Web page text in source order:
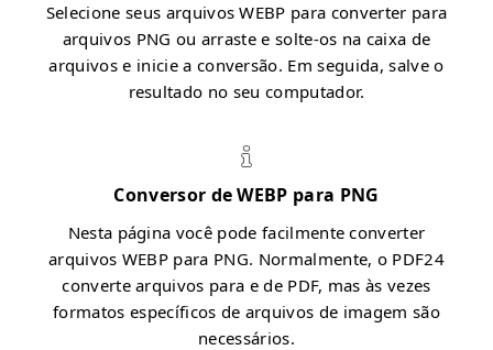
Selecione seus arquivos WEBP para converter para
arquivos PNG ou arraste e solte-os na caixa de
arquivos e inicie a conversão. Em seguida, salve o
resultado no seu computador.
Conversor de WEBP para PNG
Nesta página você pode facilmente converter
arquivos WEBP para PNG. Normalmente, o PDF24
converte arquivos para e de PDF, mas às vezes
formatos específicos de arquivos de imagem são
necessários.